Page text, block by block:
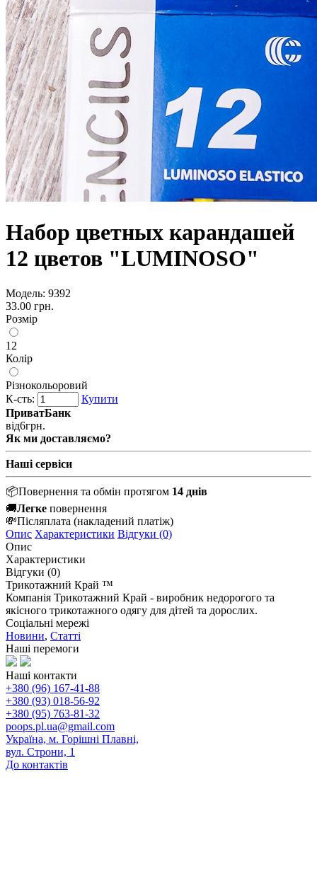
Набор цветных карандашей
12 цветов "LUMINOSO"
Модель: 9392
33.00 грн.
Розмір
12
Колір
Різнокольоровий
К-сть:
Купити
ПриватБанк
від6грн.
Як ми доставляємо?
Наші сервіси
📦Повернення та обмін протягом 14 днів
🚚Легке повернення
💸Післяплата (накладений платіж)
Опис Характеристики Відгуки (0)
Опис
Характеристики
Відгуки (0)
Трикотажний Край ™
Компанія Трикотажний Край - виробник недорогого та
якісного трикотажного одягу для дітей та дорослих.
Соціальні мережі
Новини, Статті
Наші перемоги
Наші контакти
+380 (96) 167-41-88
+380 (93) 018-56-92
+380 (95) 763-81-32
poops.pl.ua@gmail.com
Україна, м. Горішні Плавні,
вул. Строни, 1
До контактів